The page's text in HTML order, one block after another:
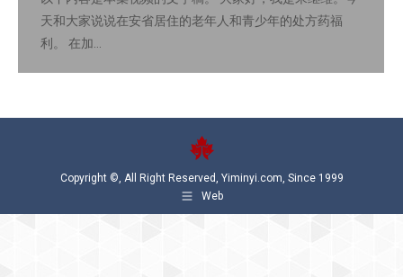
天和大家说说在安省居住的老年人和青少年的处方药福
利。 在加…
Copyright ©, All Right Reserved, Yiminyi.com, Since 1999
Web